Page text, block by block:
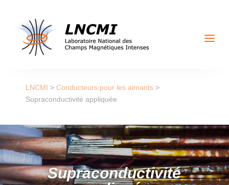
a
LNCMI > Conducteurs pour les aimants>
Supraconductivité appliquée
Supraconductivité